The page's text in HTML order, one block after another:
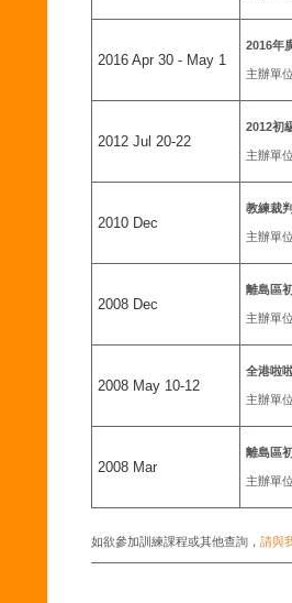
2016 Apr 30 - May 1
2016年
主辦單
2012 Jul 20-22
2012初
主辦單
2010 Dec
教練裁
主辦單
2008 Dec
離島區
主辦單
2008 May 10-12
全港啦
主辦單
2008 Mar
離島區
主辦單
如欲參加訓練課程或其他查詢， 請與